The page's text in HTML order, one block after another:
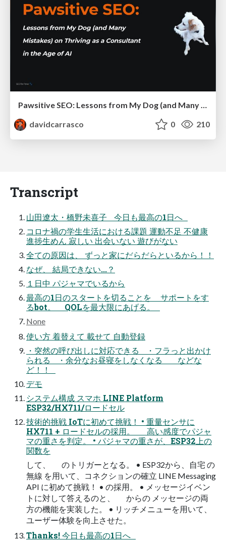
Pawsitive SEO: Lessons from My Dog (and Many Mistakes) on Thriving as a Consultant in the Age of AI
davidcarrasco
0 210
Transcript
山田遼太・橋野未喜子 今日も最高の1日へ
コロナ禍の学生生活における課題 運動不足 不健康
進捗生めん 寂しい 出会いない 遊びがない
全ての原因は、 ずっと家にだらだらといるから！！
なぜ、 結局できない...？
１日中 パジャマでいるから
最高の1日のスタートを切ることを サポートをす
るbot。 QOLを最大限にあげる。
None
使い方 着替えて 載せて 自動登録
・突然の呼び出しに対応できる ・フラっと出かけ
られる ・余分なお昼寝をしなくなる などな
ど！！
デモ
システム構成 スマホ LINE Platform
ESP32/HX711/ロードセル
技術的挑戦 IoTに初めて挑戦！ • 重量センサに
HX711 + ロードセルの採用。 高い感度でパジャ
マの重さを判定。 • パジャマの重さが、ESP32上の
関数を
して、 のトリガーとなる。 • ESP32から、自宅 の
無線 を用いて、コネクションの確立 LINE Messaging
API に初めて挑戦！ • の採用。 • メッセージイベン
トに対して答えるのと、 からの メッセージの両
方の機能を実装した。 • リッチメニューを用いて、
ユーザー体験を向上させた。
Thanks! 今日も最高の1日へ